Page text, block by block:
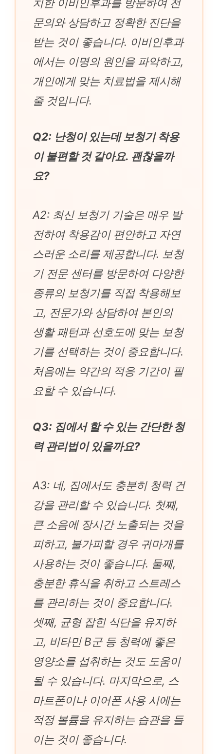
치한 이비인후과를 방문하여 전
문의와 상담하고 정확한 진단을
받는 것이 좋습니다. 이비인후과
에서는 이명의 원인을 파악하고,
개인에게 맞는 치료법을 제시해
줄 것입니다.
Q2: 난청이 있는데 보청기 착용
이 불편할 것 같아요. 괜찮을까
요?
A2: 최신 보청기 기술은 매우 발
전하여 착용감이 편안하고 자연
스러운 소리를 제공합니다. 보청
기 전문 센터를 방문하여 다양한
종류의 보청기를 직접 착용해보
고, 전문가와 상담하여 본인의
생활 패턴과 선호도에 맞는 보청
기를 선택하는 것이 중요합니다.
처음에는 약간의 적응 기간이 필
요할 수 있습니다.
Q3: 집에서 할 수 있는 간단한 청
력 관리법이 있을까요?
A3: 네, 집에서도 충분히 청력 건
강을 관리할 수 있습니다. 첫째,
큰 소음에 장시간 노출되는 것을
피하고, 불가피할 경우 귀마개를
사용하는 것이 좋습니다. 둘째,
충분한 휴식을 취하고 스트레스
를 관리하는 것이 중요합니다.
셋째, 균형 잡힌 식단을 유지하
고, 비타민 B군 등 청력에 좋은
영양소를 섭취하는 것도 도움이
될 수 있습니다. 마지막으로, 스
마트폰이나 이어폰 사용 시에는
적정 볼륨을 유지하는 습관을 들
이는 것이 좋습니다.